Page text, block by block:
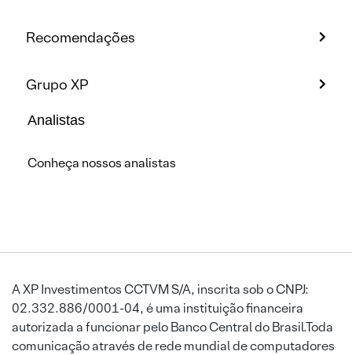
Recomendações
Grupo XP
Analistas
Conheça nossos analistas
A XP Investimentos CCTVM S/A, inscrita sob o CNPJ:
02.332.886/0001-04, é uma instituição financeira
autorizada a funcionar pelo Banco Central do Brasil.Toda
comunicação através de rede mundial de computadores